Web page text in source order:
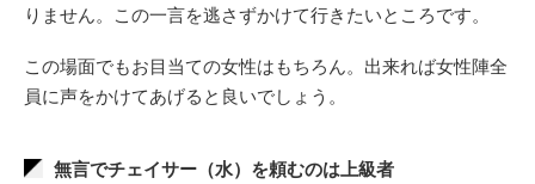
りません。この一言を逃さずかけて行きたいところです。
この場面でもお目当ての女性はもちろん。出来れば女性陣全
員に声をかけてあげると良いでしょう。
無言でチェイサー（水）を頼むのは上級者